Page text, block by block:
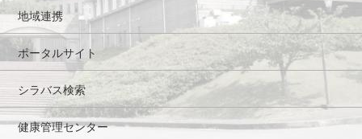
地域連携
ポータルサイト
シラバス検索
健康管理センター